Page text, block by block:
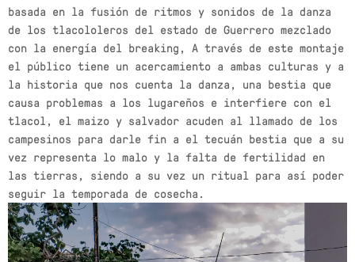
today
MOST UPVOTED
today 27 DE AGOSTO DE 2022
571
basada en la fusión de ritmos y sonidos de la danza
de los tlacololeros del estado de Guerrero mezclado
con la energía del breaking, A través de este montaje
el público tiene un acercamiento a ambas culturas y a
la historia que nos cuenta la danza, una bestia que
causa problemas a los lugareños e interfiere con el
tlacol, el maizo y salvador acuden al llamado de los
campesinos para darle fin a el tecuán bestia que a su
vez representa lo malo y la falta de fertilidad en
las tierras, siendo a su vez un ritual para así poder
seguir la temporada de cosecha.